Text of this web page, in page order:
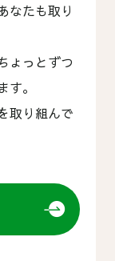
なたも取り
ょっとずつ
。
取り組んで